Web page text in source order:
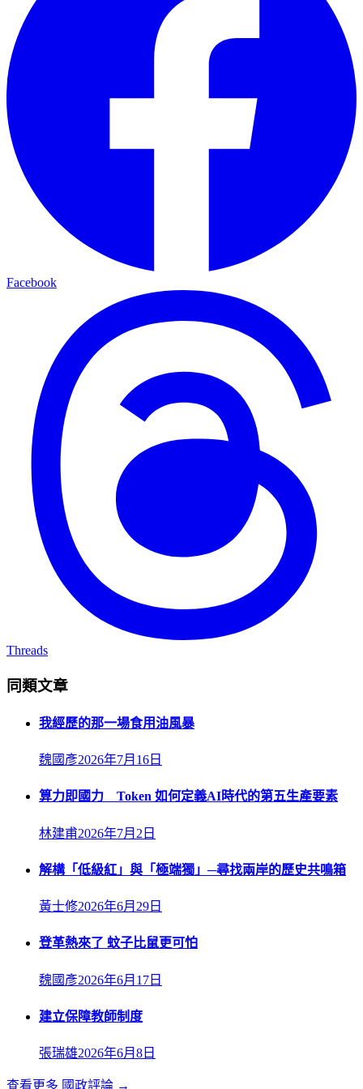
Facebook
Threads
同類文章
我經歷的那一場食用油風暴
魏國彥2026年7月16日
算力即國力 Token 如何定義AI時代的第五生產要素
林建甫2026年7月2日
解構「低級紅」與「極端獨」─尋找兩岸的歷史共鳴箱
黃士修2026年6月29日
登革熱來了 蚊子比鼠更可怕
魏國彥2026年6月17日
建立保障教師制度
張瑞雄2026年6月8日
查看更多 國政評論 →